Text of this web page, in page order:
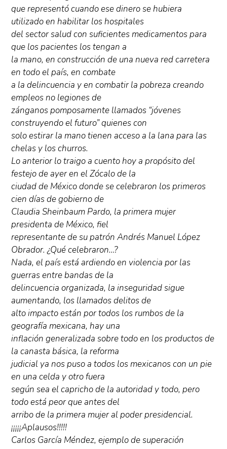
que representó cuando ese dinero se hubiera
utilizado en habilitar los hospitales
del sector salud con suficientes medicamentos para
que los pacientes los tengan a
la mano, en construcción de una nueva red carretera
en todo el país, en combate
a la delincuencia y en combatir la pobreza creando
empleos no legiones de
zánganos pomposamente llamados “jóvenes
construyendo el futuro” quienes con
solo estirar la mano tienen acceso a la lana para las
chelas y los churros.
Lo anterior lo traigo a cuento hoy a propósito del
festejo de ayer en el Zócalo de la
ciudad de México donde se celebraron los primeros
cien días de gobierno de
Claudia Sheinbaum Pardo, la primera mujer
presidenta de México, fiel
representante de su patrón Andrés Manuel López
Obrador. ¿Qué celebraron…?
Nada, el país está ardiendo en violencia por las
guerras entre bandas de la
delincuencia organizada, la inseguridad sigue
aumentando, los llamados delitos de
alto impacto están por todos los rumbos de la
geografía mexicana, hay una
inflación generalizada sobre todo en los productos de
la canasta básica, la reforma
judicial ya nos puso a todos los mexicanos con un pie
en una celda y otro fuera
según sea el capricho de la autoridad y todo, pero
todo está peor que antes del
arribo de la primera mujer al poder presidencial.
¡¡¡¡¡Aplausos!!!!!
Carlos García Méndez, ejemplo de superación